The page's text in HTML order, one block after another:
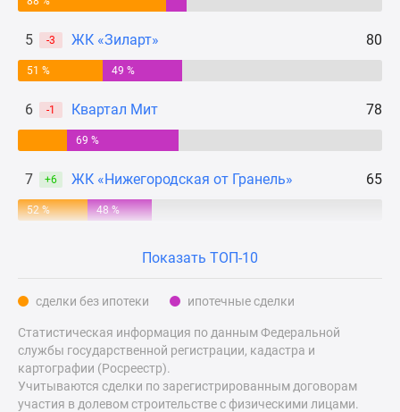
сайте
Дзен
Машино-
места
Апартаменты
#траншевая
#рассрочка
ИТ-
скидками
41%
Видео
360°
новостроек
5 -3 ЖК «Зиларт» 80
51 % 49 %
6 -1 Квартал Мит 78
69 %
7 +6 ЖК «Нижегородская от Гранель» 65
52 % 48 %
Показать ТОП-10
сделки без ипотеки ипотечные сделки
Статистическая информация по данным Федеральной
службы государственной регистрации, кадастра и
картографии (Росреестр).
Учитываются сделки по зарегистрированным договорам
участия в долевом строительстве с физическими лицами.